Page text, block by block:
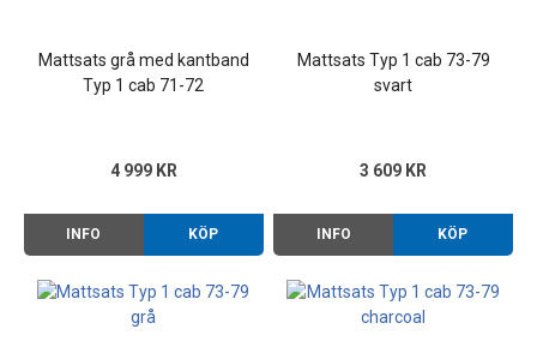
Mattsats grå med kantband
Typ 1 cab 71-72
4 999 KR
INFO KÖP
Mattsats Typ 1 cab 73-79
svart
3 609 KR
INFO KÖP